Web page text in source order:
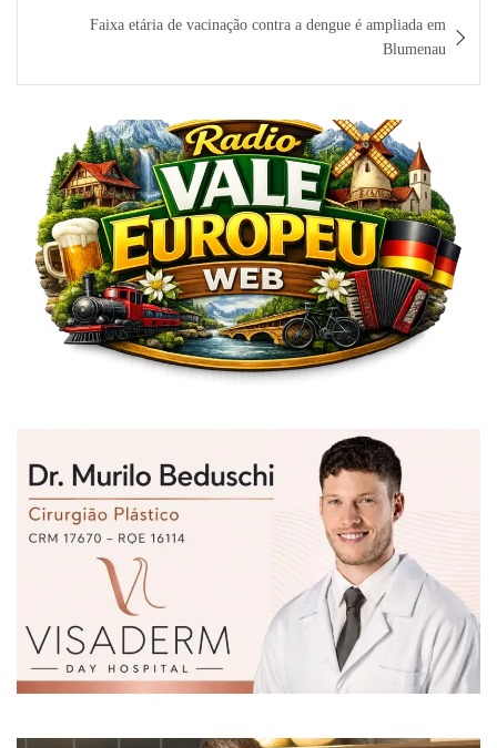
Faixa etária de vacinação contra a dengue é ampliada em
Blumenau